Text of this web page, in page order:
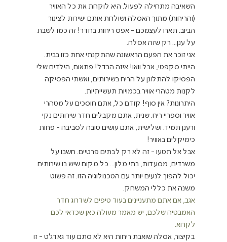
השאיבה מתחילה לפעול. היא לוקחת את כל האוויר
(והריחות) מתוך האסלה ושולחת אותם ישירות לצינור
הביוב. תארו לעצמכם - אפס ריחות בחדר! זה כמו לשבת
על ענן... רק שזה אסלה.
אני זוכר את הפעם הראשונה שהתקנתי אחת כזו בבית.
הייתי סקפטי, אבל וואו! איזה הבדל! פתאום, הילדים שלי
הפסיקו להתלונן על הריח בשירותים, ואשתי הפסיקה
לקנות מטהרי אוויר בכמויות תעשייתיות.
היתרונות? אין סוף! קודם כל, אתם חוסכים על מטהרי
אוויר וספריי ריח. שנית, אתם מקבלים חדר שירותים נקי
ורענן תמיד. ושלישית, אתם עושים טובה לסביבה - פחות
כימיקלים באוויר!
אבל אל תטעו - זה לא רק לבתים פרטיים. חשבו על
משרדים, מסעדות, בתי מלון... כל מקום שיש בו שירותים
יכול להפוך לנעים יותר עם הטכנולוגיה הזו. זה פשוט
משנה את כללי המשחק.
אגב, אם אתם מתעניינים בעוד טיפים לשדרוג חדר
האמבטיה שלכם, יש מאמר מעולה כאן שכדאי לכם
לקרוא.
בקיצור, אסלה שואבת ריחות היא לא סתם עוד גאדג'ט - זו